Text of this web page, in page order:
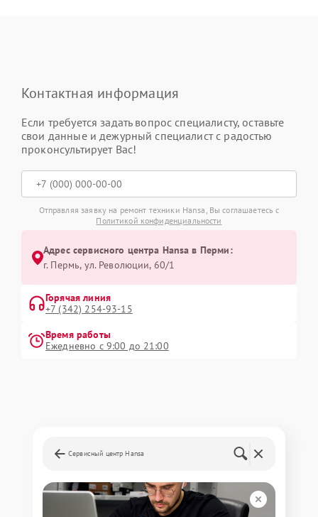
Контактная информация
Если требуется задать вопрос специалисту, оставьте
свои данные и дежурный специалист с радостью
проконсультирует Вас!
Отправляя заявку на ремонт техники Hansa, Вы соглашаетесь с
Политикой конфиденциальности
Адрес сервисного центра Hansa в Перми:
г. Пермь, ул. ​Революции, 60/1
Горячая линия
+7 (342) 254-93-15
Время работы
Ежедневно с 9:00 до 21:00
Сервисный центр Hansa